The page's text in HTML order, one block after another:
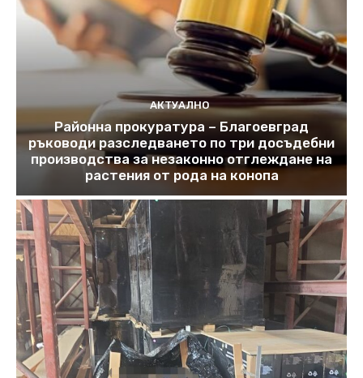
АКТУАЛНО
Районна прокуратура – Благоевград
ръководи разследването по три досъдебни
производства за незаконно отглеждане на
растения от рода на конопа